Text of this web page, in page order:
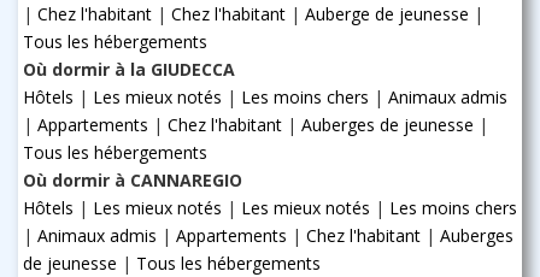
| Chez l'habitant | Chez l'habitant | Auberge de jeunesse |
Tous les hébergements
Où dormir à la GIUDECCA
Hôtels | Les mieux notés | Les moins chers | Animaux admis
| Appartements | Chez l'habitant | Auberges de jeunesse |
Tous les hébergements
Où dormir à CANNAREGIO
Hôtels | Les mieux notés | Les mieux notés | Les moins chers
| Animaux admis | Appartements | Chez l'habitant | Auberges
de jeunesse | Tous les hébergements